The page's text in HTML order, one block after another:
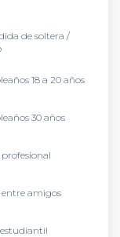
de soltera /
18 a 20 años
30 años
entre amigos
estudiantil